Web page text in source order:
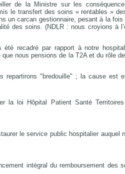
de la Ministre sur les
le transfert des soins « rentables »
un carcan gestionnaire, pesant à la
des soins. (NDLR : nous croyions à
recadré par rapport à notre
nous pensions de la T2A et du rôle
"bredouille" ; la cause est
la loi Hôpital Patient Santé
le service public hospitalier auquel
intégral du remboursement des